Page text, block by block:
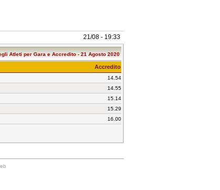
21/08 - 19:33
Atleti per Gara e Accredito - 21 Agosto 2020
Accredito
14.54
14.55
15.14
15.29
16.00